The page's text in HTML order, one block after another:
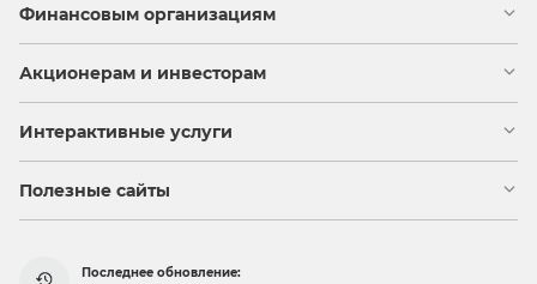
Финансовым организациям
Акционерам и инвесторам
Интерактивные услуги
Полезные сайты
Последнее обновление: